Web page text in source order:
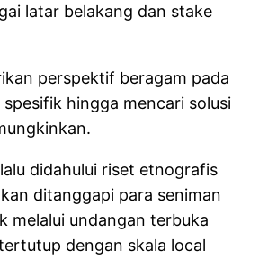
latar belakang dan stake
perspektif beragam pada
hingga mencari solusi
didahului riset etnografis
ditanggapi para seniman
melalui undangan terbuka
dengan skala local